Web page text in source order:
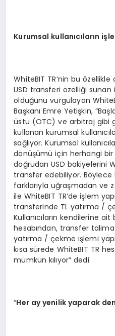
Kurumsal kullanıcıların
WhiteBIT TR’nin bu
USD transferi özelliği sunan
olduğunu vurgulayan
Başkanı Emre Yetişkin,
üstü (OTC) ve arbitraj gibi
kullanan kurumsal
sağlıyor. Kurumsal
dönüşümü için herhangi
doğrudan USD bakiyelerini
transfer edebiliyor. Böylece
farklarıyla uğraşmadan ve
ile WhiteBIT TR’de işlem
transferinde TL yatırma /
Kullanıcıların kendilerine
hesabından, transfer
yatırma / çekme işlemi
kısa sürede WhiteBIT TR
mümkün kılıyor” dedi.
“Her ay yenilik yaparak